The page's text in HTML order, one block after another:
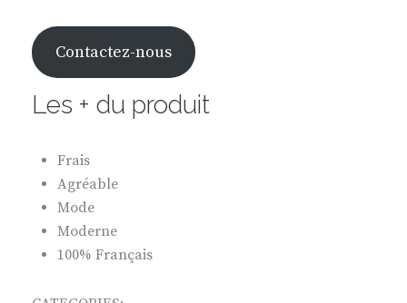
Contactez-nous
Les + du produit
Frais
Agréable
Mode
Moderne
100% Français